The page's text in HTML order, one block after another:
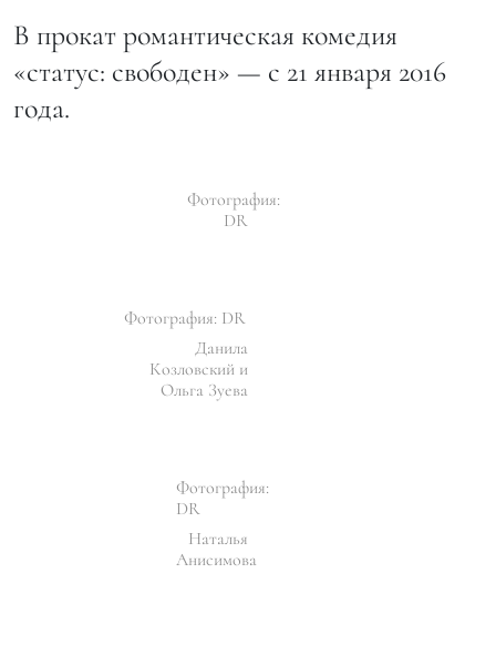
В прокат романтическая комедия
«статус: свободен» — с 21 января 2016
года.
Фотография:
DR
Фотография: DR
Данила
Козловский и
Ольга Зуева
Фотография:
DR
Наталья
Анисимова